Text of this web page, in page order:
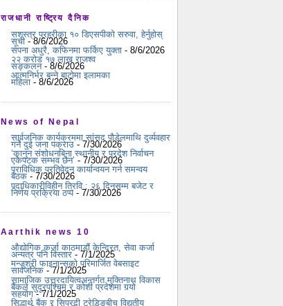
राजधानी राष्ट्रिय दैनिक
सशस्त्र प्रहरीका १० डिएसपीको सरुवा, हेर्नुहोस्
सूची- 8/6/2026
सपना अधुरै, कफिनमा फर्किए युक्ता - 8/6/2026
२२ करोड १७ लाख राजश्व
सङ्कलन- 8/6/2026
आत्मनिर्भर बन्ने बाटोमा इलामका
महिला - 8/6/2026
News of Nepal
सार्वजनिक कार्यक्रममा सांसद पौडेलमाथि दुर्व्यवहार
गर्ने दुई जना पक्राउ - 7/30/2026
‘कानुन संशोधनबिना स्थानीय र प्रदेश निर्वाचन
एकैपटक सम्भव छैन’ - 7/30/2026
प्राविधिक प्रतिवेदन कार्यान्वयन गर्न समन्वय
बैठक - 7/30/2026
पदाधिकारीविहीन त्रिवि : २६ दिनसम्म बजेट र
निर्णय प्रक्रिया ठप्प- 7/30/2026
Aarthik news 10
औद्योगिक कर्जा काठमाडौं केन्द्रित, सेवा कर्जा
अन्यत्र पनि विस्तार - 7/1/2025
मन्जुश्री फाइनान्सको परिमार्जित वेबसाइट
सार्वजनिक - 7/1/2025
सामाजिक उत्तरदायित्वअन्तर्गत मुक्तिनाथ विकास
बैंकले सुदूरपश्चिम र कोशी प्रदेशमा गर्‍यो
सहयोग- 7/1/2025
सिद्धार्थ बैंक र सिप्रदी ट्रेडिङबीच विद्युतीय